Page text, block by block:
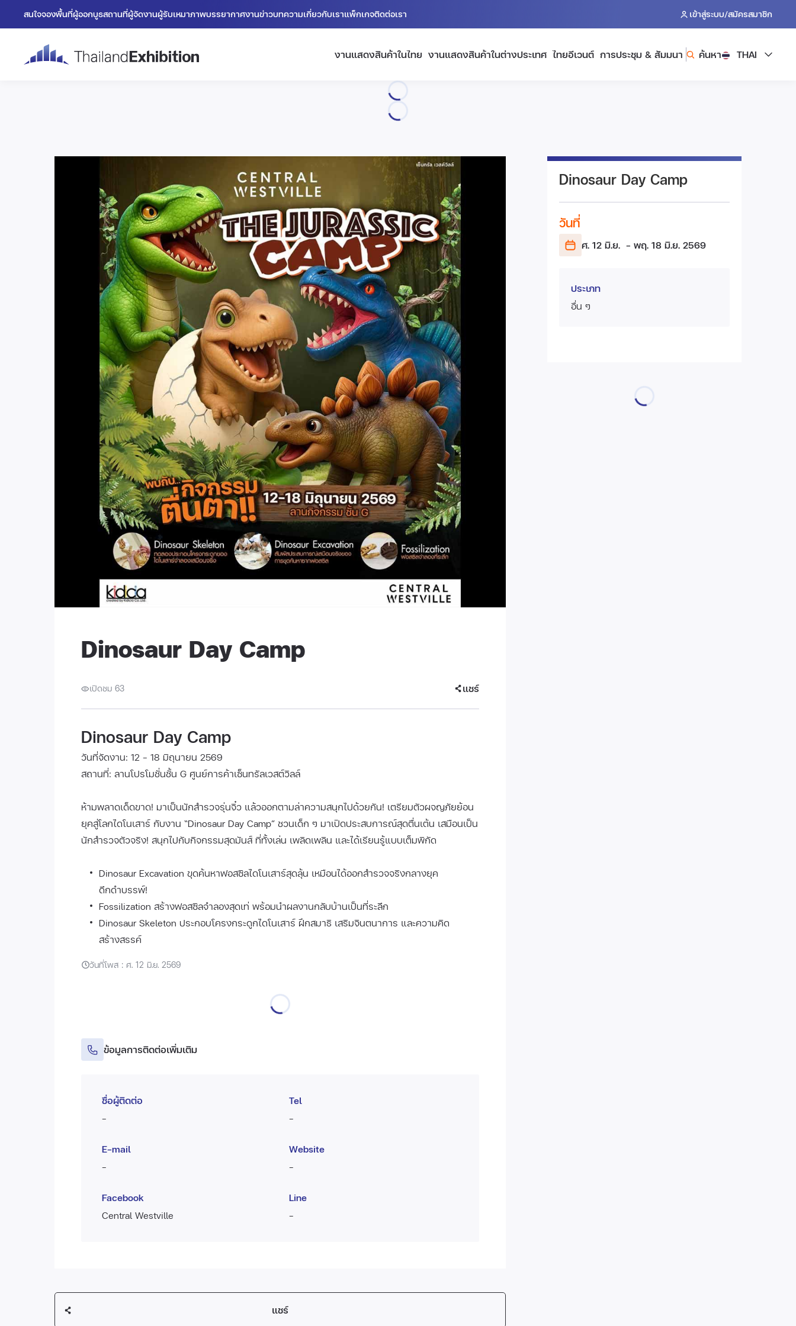
สนใจจองพื้นที่ผู้ออกบูธสถานที่ผู้จัดงานผู้รับเหมาภาพบรรยากาศงานข่าวบทความเกี่ยวกับเราแพ็กเกจติดต่อเรา เข้าสู่ระบบ/สมัครสมาชิก
งานแสดงสินค้าในไทย งานแสดงสินค้าในต่างประเทศ ไทยอีเวนต์ การประชุม & สัมมนา ค้นหา THAI
Dinosaur Day Camp
วันที่
ศ. 12 มิ.ย. - พฤ. 18 มิ.ย. 2569
ประเภท
อื่น ๆ
Dinosaur Day Camp
เปิดชม 63 แชร์
Dinosaur Day Camp
วันที่จัดงาน: 12 - 18 มิถุนายน 2569
สถานที่: ลานโปรโมชั่นชั้น G ศูนย์การค้าเซ็นทรัลเวสต์วิลล์
ห้ามพลาดเด็ดขาด! มาเป็นนักสำรวจรุ่นจิ๋ว แล้วออกตามล่าความสนุกไปด้วยกัน! เตรียมตัวผจญภัยย้อน
ยุคสู่โลกไดโนเสาร์ กับงาน “Dinosaur Day Camp” ชวนเด็ก ๆ มาเปิดประสบการณ์สุดตื่นเต้น เสมือนเป็น
นักสำรวจตัวจริง! สนุกไปกับกิจกรรมสุดมันส์ ที่ทั้งเล่น เพลิดเพลิน และได้เรียนรู้แบบเต็มพิกัด
Dinosaur Excavation ขุดค้นหาฟอสซิลไดโนเสาร์สุดลุ้น เหมือนได้ออกสำรวจจริงกลางยุค
ดึกดำบรรพ์!
Fossilization สร้างฟอสซิลจำลองสุดเท่ พร้อมนำผลงานกลับบ้านเป็นที่ระลึก
Dinosaur Skeleton ประกอบโครงกระดูกไดโนเสาร์ ฝึกสมาธิ เสริมจินตนาการ และความคิด
สร้างสรรค์
วันที่โพส : ศ. 12 มิ.ย. 2569
ข้อมูลการติดต่อเพิ่มเติม
ชื่อผู้ติดต่อ
-
Tel
-
E-mail
-
Website
-
Facebook
Central Westville
Line
-
แชร์